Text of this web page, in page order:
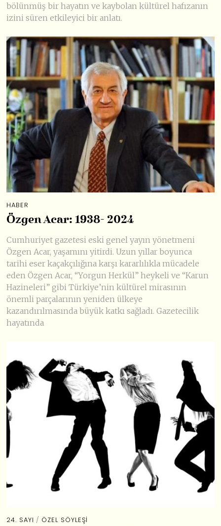
bölünmüş bir hayatın ve kaybolan kültürel hafızanın
izini süren etkileyici bir anlatı.
HABER
Özgen Acar: 1938- 2024
Cumhuriyet gazetesi eski genel yayın yönetmeni
Özgen Acar, yaşamını yitirdi. Uzun yıllar boyunca
tarihi eser kaçakçılığına karşı kararlılıkla mücadele
eden Özgen Acar, “Yorgun Herkül” heykeli ve “Karun
Hazineleri” gibi Türkiye’nin kültürel mirasının
önemli parçalarının yeniden ülkeye
kazandırılmasında büyük katkı sağladı. Gazetecilik
hayatında
24. SAYI / ÖZEL SÖYLEŞI